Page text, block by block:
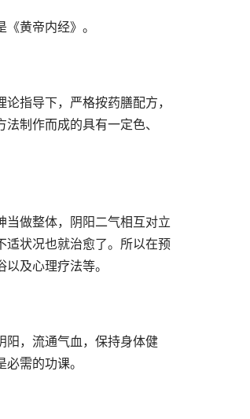
黄帝内经》。
指导下，严格按药膳配方，
制作而成的具有一定色、
当做整体，阴阳二气相互对立
适状况也就治愈了。所以在预
及心理疗法等。
阳，流通气血，保持身体健
需的功课。